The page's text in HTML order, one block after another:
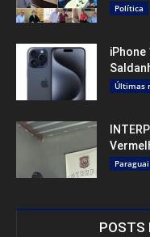
Política
iPhone
Últimas
Paraguai
POSTS